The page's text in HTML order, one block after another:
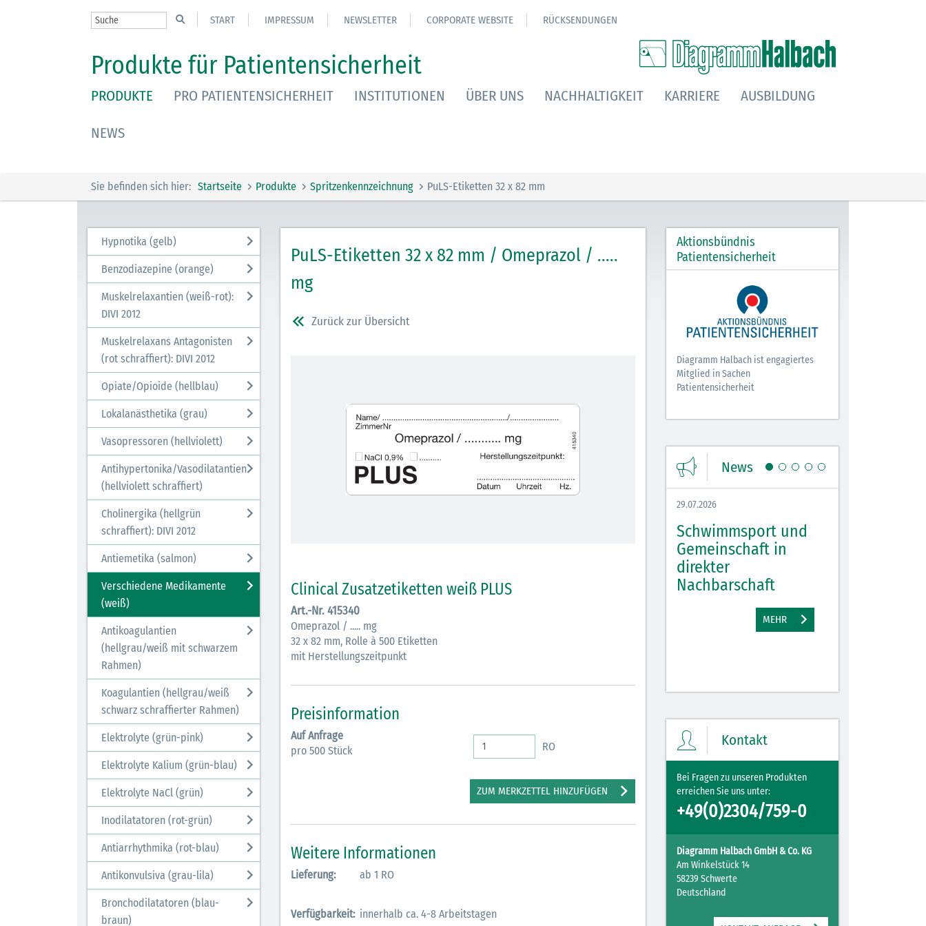
START IMPRESSUM NEWSLETTER CORPORATE WEBSITE RÜCKSENDUNGEN
Produkte für Patientensicherheit
PRODUKTE PRO PATIENTENSICHERHEIT INSTITUTIONEN ÜBER UNS NACHHALTIGKEIT KARRIERE AUSBILDUNG
NEWS
Sie befinden sich hier: Startseite Produkte Spritzenkennzeichnung PuLS-Etiketten 32 x 82 mm
Hypnotika (gelb)
Benzodiazepine (orange)
Muskelrelaxantien (weiß-rot):
DIVI 2012
Muskelrelaxans Antagonisten
(rot schraffiert): DIVI 2012
Opiate/Opioide (hellblau)
Lokalanästhetika (grau)
Vasopressoren (hellviolett)
Antihypertonika/Vasodilatantien
(hellviolett schraffiert)
Cholinergika (hellgrün
schraffiert): DIVI 2012
Antiemetika (salmon)
Verschiedene Medikamente
(weiß)
Antikoagulantien
(hellgrau/weiß mit schwarzem
Rahmen)
Koagulantien (hellgrau/weiß
schwarz schraffierter Rahmen)
Elektrolyte (grün-pink)
Elektrolyte Kalium (grün-blau)
Elektrolyte NaCl (grün)
Inodilatatoren (rot-grün)
Antiarrhythmika (rot-blau)
Antikonvulsiva (grau-lila)
Bronchodilatatoren (blau-
braun)
PuLS-Etiketten 32 x 82 mm / Omeprazol / .....
mg
Zurück zur Übersicht
Clinical Zusatzetiketten weiß PLUS
Art.-Nr. 415340
Omeprazol / ..... mg
32 x 82 mm, Rolle à 500 Etiketten
mit Herstellungszeitpunkt
Preisinformation
Auf Anfrage
pro 500 Stück
RO
ZUM MERKZETTEL HINZUFÜGEN
Weitere Informationen
Lieferung: ab 1 RO
Verfügbarkeit: innerhalb ca. 4-8 Arbeitstagen
Aktionsbündnis
Patientensicherheit
Diagramm Halbach ist engagiertes
Mitglied in Sachen
Patientensicherheit
News
29.07.2026
Schwimmsport und
Gemeinschaft in
direkter
Nachbarschaft
MEHR
Kontakt
Bei Fragen zu unseren Produkten
erreichen Sie uns unter:
+49(0)2304/759-0
Diagramm Halbach GmbH & Co. KG
Am Winkelstück 14
58239 Schwerte
Deutschland